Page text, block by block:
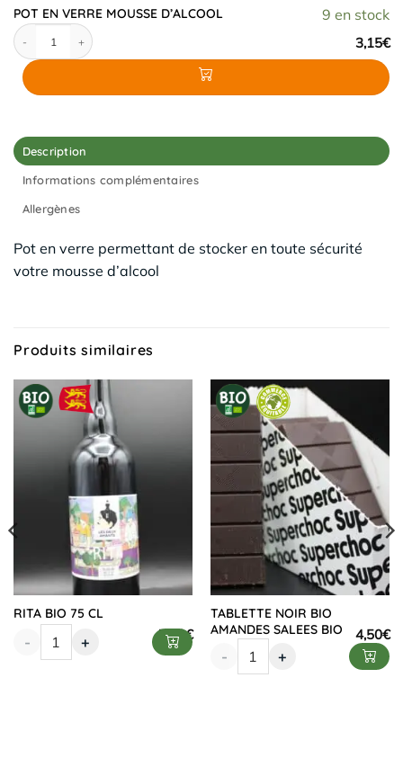
9 en stock
POT EN VERRE MOUSSE D’ALCOOL
3,15€
quantité de POT EN VERRE MOUSSE D'ALCOOL
Description
Informations complémentaires
Allergènes
Pot en verre permettant de stocker en toute sécurité
votre mousse d’alcool
Produits similaires
RITA BIO 75 CL
7,90€
- +
TABLETTE NOIR BIO
AMANDES SALEES BIO
4,50€
-
+